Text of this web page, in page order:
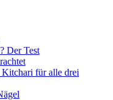
Der Test
für alle drei